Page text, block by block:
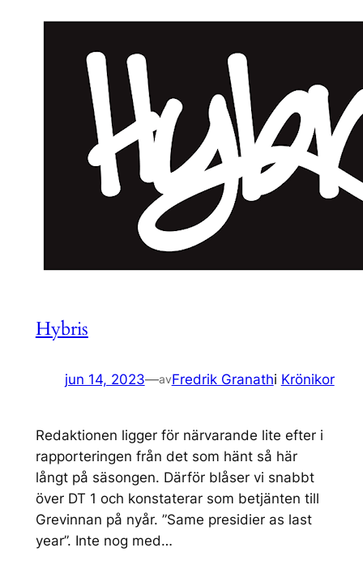
Hybris
jun 14, 2023—avFredrik Granathi Krönikor
Redaktionen ligger för närvarande lite efter i
rapporteringen från det som hänt så här
långt på säsongen. Därför blåser vi snabbt
över DT 1 och konstaterar som betjänten till
Grevinnan på nyår. ”Same presidier as last
year”. Inte nog med…